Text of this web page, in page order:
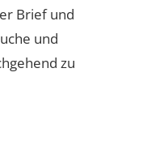
Brief und
und
zu